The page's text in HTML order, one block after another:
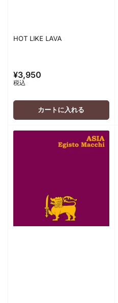
HOT LIKE LAVA
通
常
価
¥3,950
税込
カートに入れる